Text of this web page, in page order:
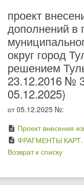
проект
дополнений в
округ город
решением
23.12.2016 №
05.12.2025)
от 05.12.2025 №:
description Проект внесения
description ФРАГМЕНТЫ КАРТ.
Возврат к списку